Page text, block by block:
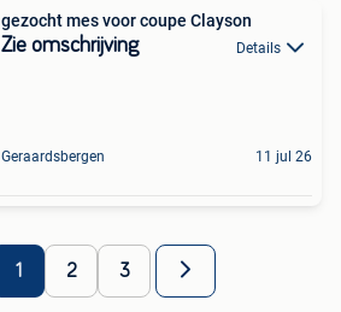
gezocht mes voor coupe Clayson
Zie omschrijving Details
Geraardsbergen 11 jul 26
1 2 3